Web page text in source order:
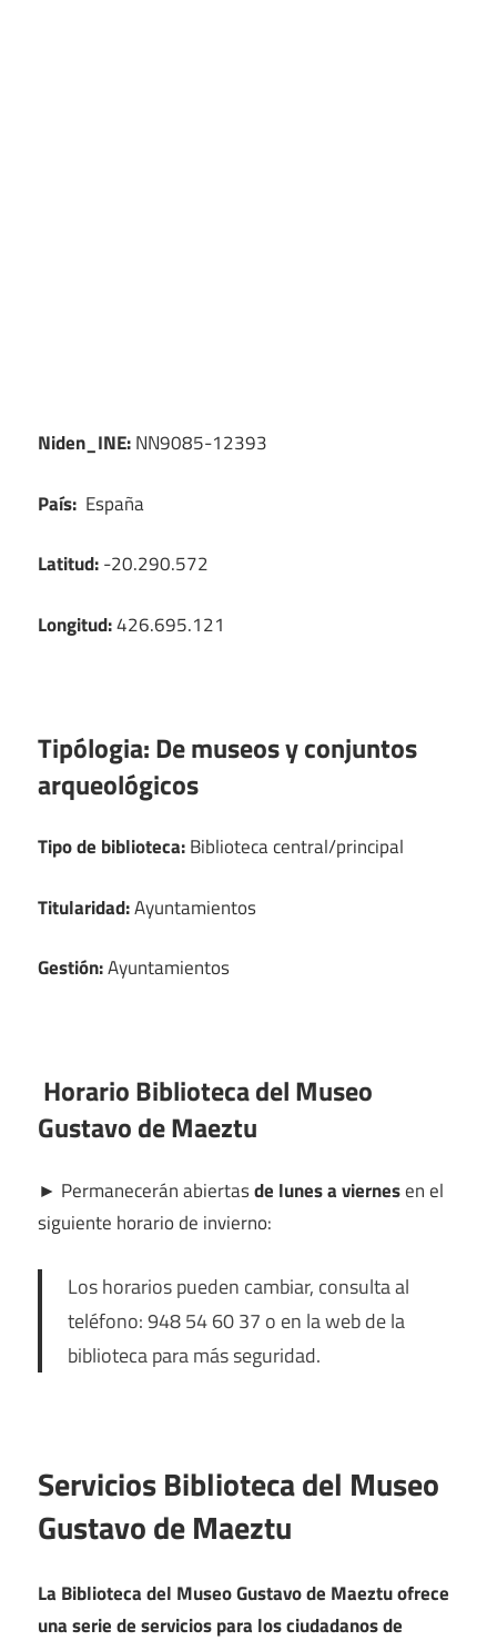
Niden_INE:NN9085-12393
País: España
Latitud:-20.290.572
Longitud:426.695.121
Tipólogia:De museos y conjuntos
arqueológicos
Tipo de biblioteca:Biblioteca central/principal
Titularidad:Ayuntamientos
Gestión:Ayuntamientos
Horario Biblioteca del Museo
Gustavo de Maeztu
► Permanecerán abiertasde lunes a viernesen el
siguiente horario de invierno:
Los horarios pueden cambiar, consulta al
teléfono: 948 54 60 37 o en la web de la
biblioteca para más seguridad.
Servicios Biblioteca del Museo
Gustavo de Maeztu
La Biblioteca del Museo Gustavo de Maeztu ofrece
una serie de servicios para los ciudadanos de